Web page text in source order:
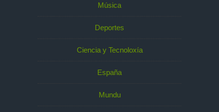
Música
Deportes
Ciencia y Tecnoloxía
España
Mundu